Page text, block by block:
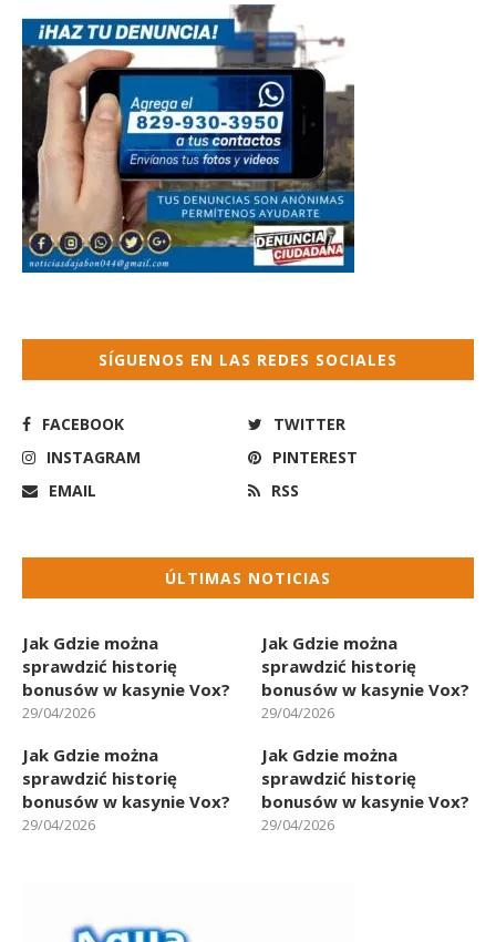
SÍGUENOS EN LAS REDES SOCIALES
FACEBOOK
TWITTER
INSTAGRAM
PINTEREST
EMAIL
RSS
ÚLTIMAS NOTICIAS
Jak Gdzie można
sprawdzić historię
bonusów w kasynie Vox?
29/04/2026
Jak Gdzie można
sprawdzić historię
bonusów w kasynie Vox?
29/04/2026
Jak Gdzie można
sprawdzić historię
bonusów w kasynie Vox?
29/04/2026
Jak Gdzie można
sprawdzić historię
bonusów w kasynie Vox?
29/04/2026